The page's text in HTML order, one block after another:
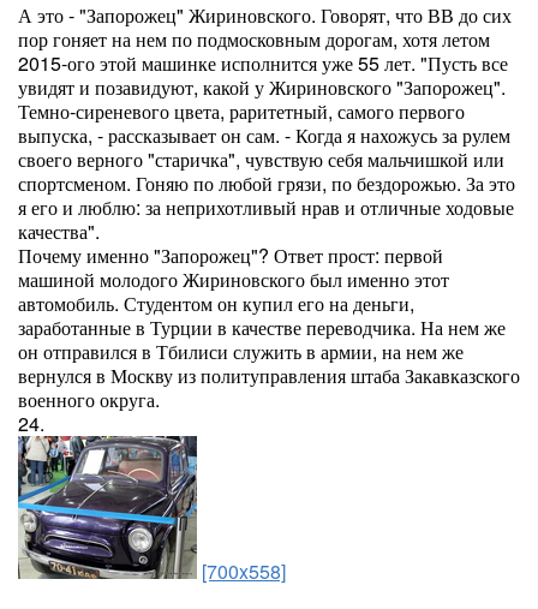
А это - "Запорожец" Жириновского. Говорят, что ВВ до сих
пор гоняет на нем по подмосковным дорогам, хотя летом
2015-ого этой машинке исполнится уже 55 лет. "Пусть все
увидят и позавидуют, какой у Жириновского "Запорожец".
Темно-сиреневого цвета, раритетный, самого первого
выпуска, - рассказывает он сам. - Когда я нахожусь за рулем
своего верного "старичка", чувствую себя мальчишкой или
спортсменом. Гоняю по любой грязи, по бездорожью. За это
я его и люблю: за неприхотливый нрав и отличные ходовые
качества".
Почему именно "Запорожец"? Ответ прост: первой
машиной молодого Жириновского был именно этот
автомобиль. Студентом он купил его на деньги,
заработанные в Турции в качестве переводчика. На нем же
он отправился в Тбилиси служить в армии, на нем же
вернулся в Москву из политуправления штаба Закавказского
военного округа.
24.
[700x558]